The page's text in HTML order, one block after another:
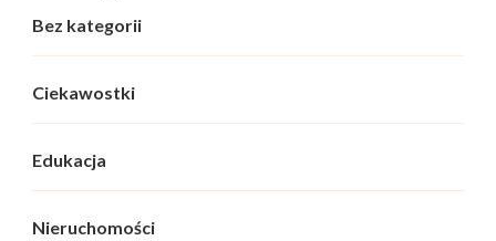
Bez kategorii
Ciekawostki
Edukacja
Nieruchomości